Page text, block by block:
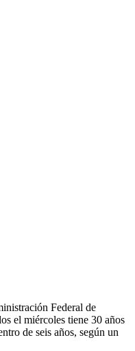
Federal de
el miércoles tiene 30 años
de seis años, según un